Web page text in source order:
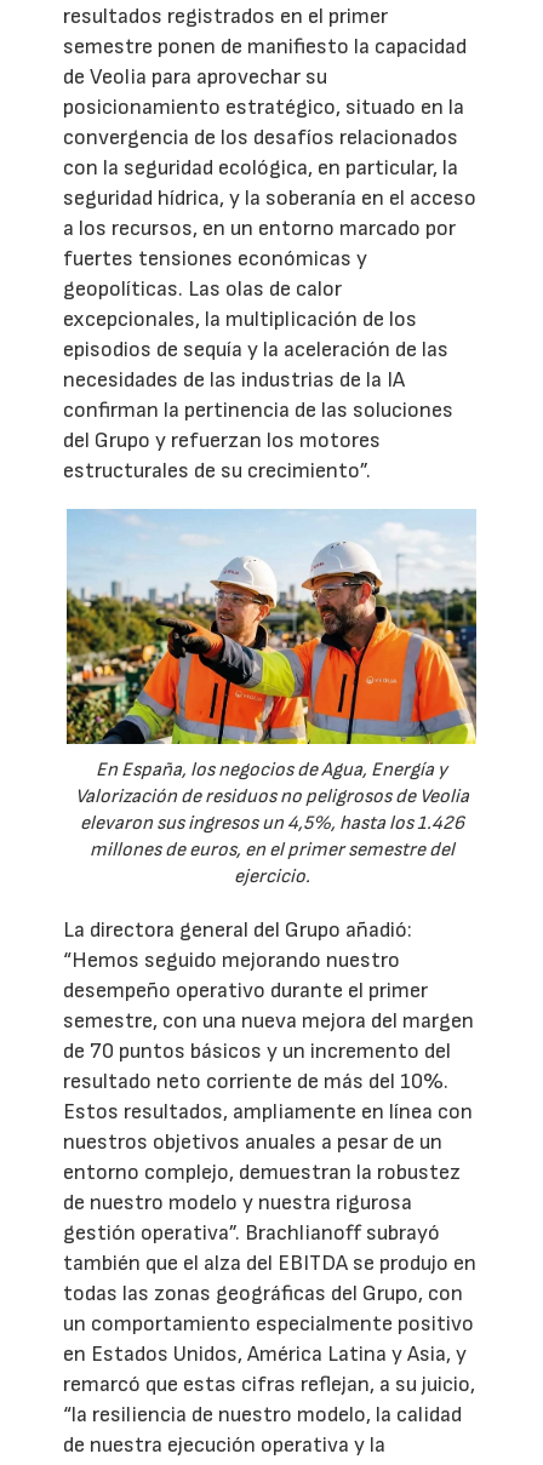
resultados registrados en el primer
semestre ponen de manifiesto la capacidad
de Veolia para aprovechar su
posicionamiento estratégico, situado en la
convergencia de los desafíos relacionados
con la seguridad ecológica, en particular, la
seguridad hídrica, y la soberanía en el acceso
a los recursos, en un entorno marcado por
fuertes tensiones económicas y
geopolíticas. Las olas de calor
excepcionales, la multiplicación de los
episodios de sequía y la aceleración de las
necesidades de las industrias de la IA
confirman la pertinencia de las soluciones
del Grupo y refuerzan los motores
estructurales de su crecimiento”.
En España, los negocios de Agua, Energía y
Valorización de residuos no peligrosos de Veolia
elevaron sus ingresos un 4,5%, hasta los 1.426
millones de euros, en el primer semestre del
ejercicio.
La directora general del Grupo añadió:
“Hemos seguido mejorando nuestro
desempeño operativo durante el primer
semestre, con una nueva mejora del margen
de 70 puntos básicos y un incremento del
resultado neto corriente de más del 10%.
Estos resultados, ampliamente en línea con
nuestros objetivos anuales a pesar de un
entorno complejo, demuestran la robustez
de nuestro modelo y nuestra rigurosa
gestión operativa”. Brachlianoff subrayó
también que el alza del EBITDA se produjo en
todas las zonas geográficas del Grupo, con
un comportamiento especialmente positivo
en Estados Unidos, América Latina y Asia, y
remarcó que estas cifras reflejan, a su juicio,
“la resiliencia de nuestro modelo, la calidad
de nuestra ejecución operativa y la